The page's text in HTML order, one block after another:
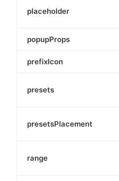
placeholder
popupProps
prefixIcon
presets
presetsPlacement
range